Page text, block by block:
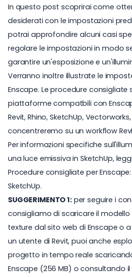
In questo post scoprirai come
desiderati con le impostazioni
potrai approfondire alcuni casi
regolare le impostazioni in modo
garantire un'esposizione e
Verranno inoltre illustrate le
Enscape. Le procedure
piattaforme compatbili con
Revit, Rhino, SketchUp,
concentreremo su un workflow
Per informazioni specifiche
una luce emissiva in SketchUp,
Procedure consigliate per
SketchUp.
SUGGERIMENTO 1:per seguire i
consigliamo di scaricare il
texture dalsito web di Enscape o
un utente di Revit, puoi anche
progetto in tempo reale
Enscape (256 MB) o consultando